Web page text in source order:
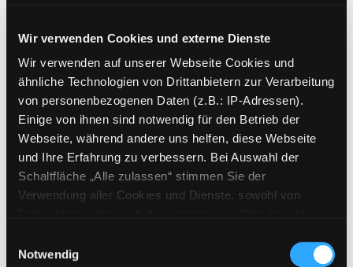
Wir verwenden Cookies und externe Dienste
Wir verwenden auf unserer Webseite Cookies und
ähnliche Technologien von Drittanbietern zur Verarbeitung
von personenbezogenen Daten (z.B.: IP-Adressen).
Einige von ihnen sind notwendig für den Betrieb der
Webseite, während andere uns helfen, diese Webseite
und Ihre Erfahrung zu verbessern. Bei Auswahl der
Schaltfläche „Alle zulassen“ stimmen Sie der
Verwendung aller Cookies und Dienste, sowohl von
Cookies von Drittanbietern, eine Verarbeitung in
Notwendig
Mediengruppe:eAudio
Sprachurlaub in London
zwischen Tower und
Notting Hill
Fernweh
Suche nach diesem Verfasser
Jahr:2007
Verlag:digital publishing AG
Exemplar-Details von In Flight anzeigen